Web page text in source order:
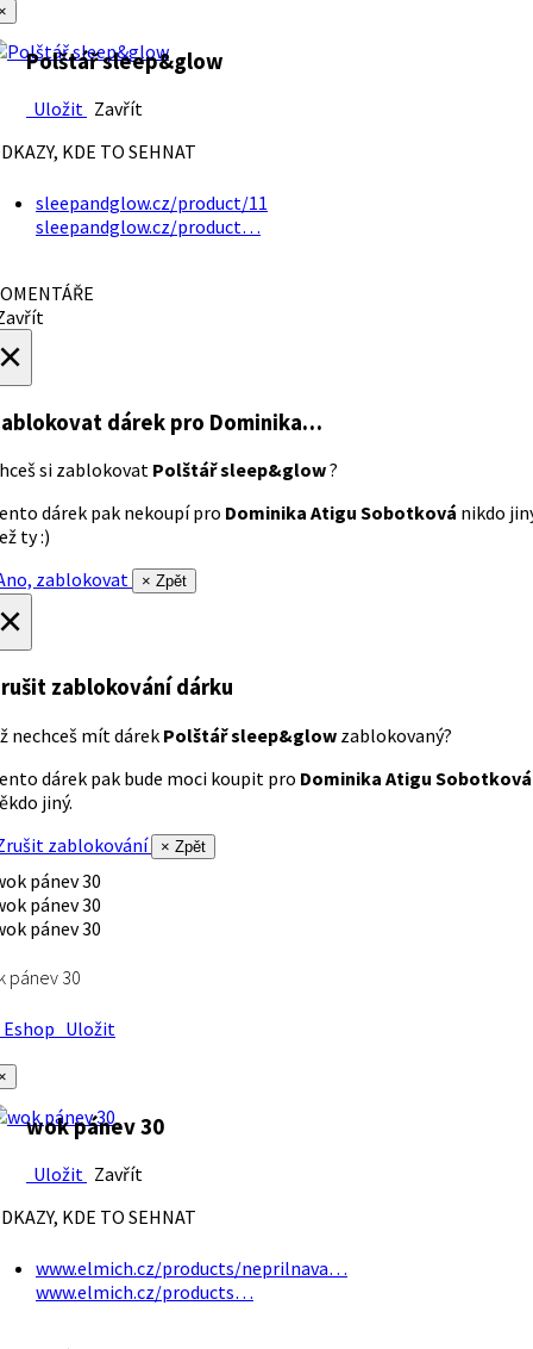
Polštář sleep&glow
Uložit Zavřít
KDE TO SEHNAT
sleepandglow.cz/product/11
sleepandglow.cz/product…
dárek pro Dominika…
si zablokovat Polštář sleep&glow?
dárek pak nekoupí pro Dominika Atigu Sobotková nikdo
ty :)
zablokovat
× Zpět
zablokování dárku
nechceš mít dárek Polštář sleep&glow zablokovaný?
dárek pak bude moci koupit pro Dominika Atigu Sobotková
jiný.
zablokování
× Zpět
pánev 30
Uložit
wok pánev 30
Uložit Zavřít
KDE TO SEHNAT
www.elmich.cz/products/neprilnava…
www.elmich.cz/products…